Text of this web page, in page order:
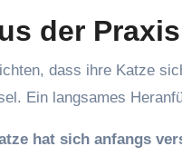
der Praxis
dass ihre Katze
Ein langsames
hat sich anfangs